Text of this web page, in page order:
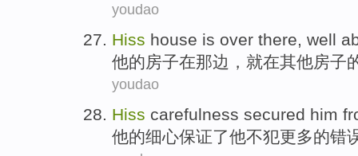
youdao
Hiss house is over there, well
他的房子在那边 ，就在其他房子
youdao
Hiss carefulness secured him
他的细心保证了他不犯更多的错